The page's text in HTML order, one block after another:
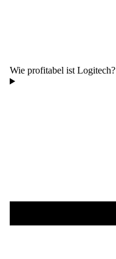
Wie profitabel ist Logitech?